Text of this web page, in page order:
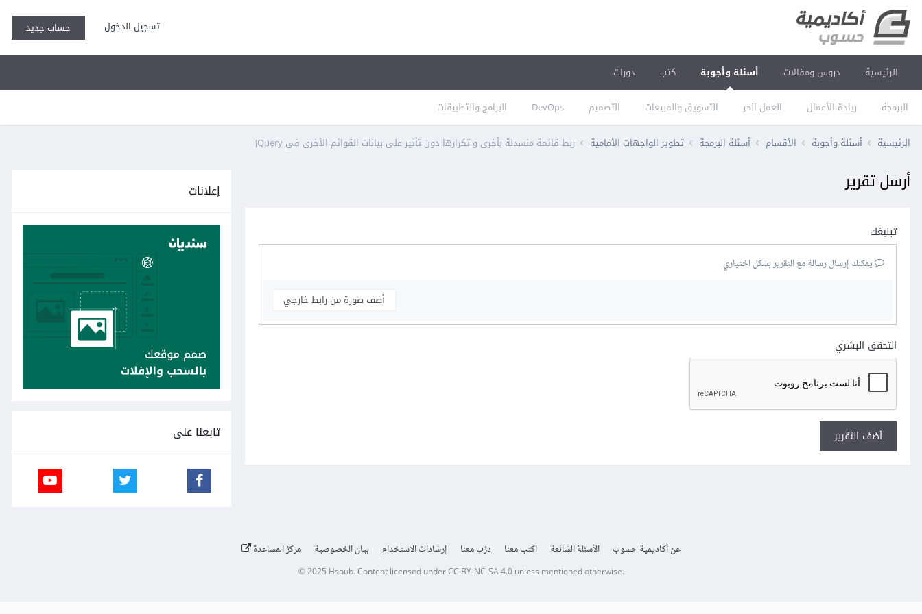
تسجيل الدخول حساب جديد
الرئيسية دروس ومقالات أسئلة وأجوبة
البرمجة ريادة الأعمال العمل الحر التسويق والمبيعات التصميم DevOps البرامج والتطبيقات
كتب دورات
الرئيسية أسئلة وأجوبة الأقسام أسئلة البرمجة تطوير الواجهات الأمامية ربط قائمة منسدلة بأخرى و تكرارها دون تأثير على بيانات القوائم الأخرى في JQuery
أرسل تقرير
تبليغك
يمكنك إرسال رسالة مع التقرير بشكل اختياري
أضف صورة من رابط خارجي
التحقق البشري
أضف التقرير
إعلانات
تابعنا على
عن أكاديمية حسوب الأسئلة الشائعة اكتب معنا درّب معنا إرشادات الاستخدام بيان الخصوصية مركز المساعدة
© 2025 Hsoub.Content licensed underCC BY-NC-SA 4.0unless mentioned otherwise.